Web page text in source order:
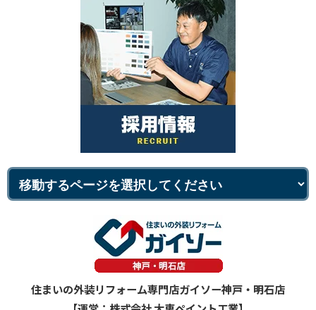
住まいの外装リフォーム専門店ガイソー神戸・明石店